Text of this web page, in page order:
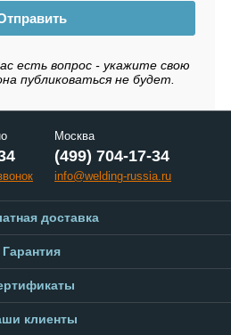
есть вопрос - укажите свою
публиковаться не будет.
Москва
(499) 704-17-34
info@welding-russia.ru
доставка
Гарантия
клиенты